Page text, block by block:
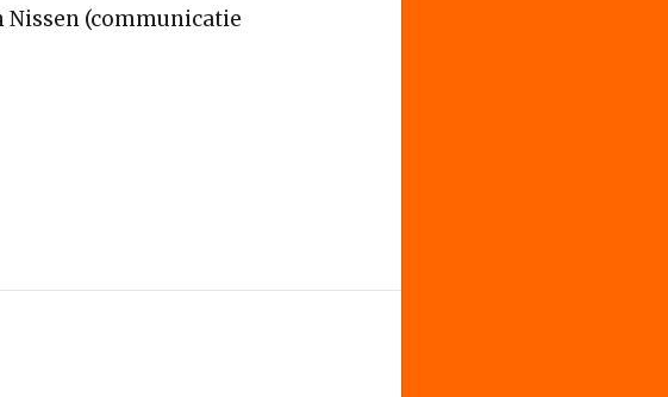
Nissen (communicatie